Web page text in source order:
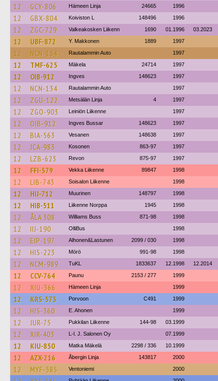
12 GCY-806 Hämeen Linja 24665 1996
12 GBX-804 Koiviston L 148496 1996
12 ZGC-729 Valkeakosken Liikenn 1690 01.1996 03.2023
12 UBF-872 Y. Makkonen 1889 1997
12 NCN-134 Rautalammin Auto 1997
12 TMF-625 Mäkela 24714 1997
12 OIB-912 Ingves 148623 1997
12 NCN-134 Rautalammin Auto 1997
12 ZGU-122 Metsälän Linja 4 1997
12 ZGO-903 Leiniön Liikenne 1997
12 OIB-912 Ingves Bussar 148623 1997
12 BIA-563 Vesanen 148638 1997
12 JCA-983 Kosonen 863-97 1997
12 LZB-623 Revon 875-97 1997
12 FFI-579 Vekka Liikenne 89847 1998
12 LIB-743 Soisalon Liikenne 1998
12 HIJ-712 Muurinen 148797 1998
12 HIB-511 Liikenne Norppa 1945 1998
12 ÅLA 308 Williams Buss 871-98 1998
12 IIJ-190 OlliBus 1998
12 EIP-197 Alhonen&Lastunen 2099 / 030 1998
12 HIS-223 Mörö 991-98 1998
12 NCM-989 TuKL 1833637 12.1998 12.2014
12 CCV-764 Paunu 2153 / 277 1999
12 XIU-366 Hämeen Linja 1999
12 KRS-573 Porvoon C491 1999
12 HIS-360 E. Ahonen 1999
12 JUR-75 Pukkilan Liikenne 144-98 03.1999
12 XIR-403 L-l. J. Salonen Oy 07.1999
12 KIU-850 Matka Mäkelä 2298 / 336 10.1999
12 AZX-216 Åbergin Linja 143817 2000
12 MYF-585 Ventoniemi 2000